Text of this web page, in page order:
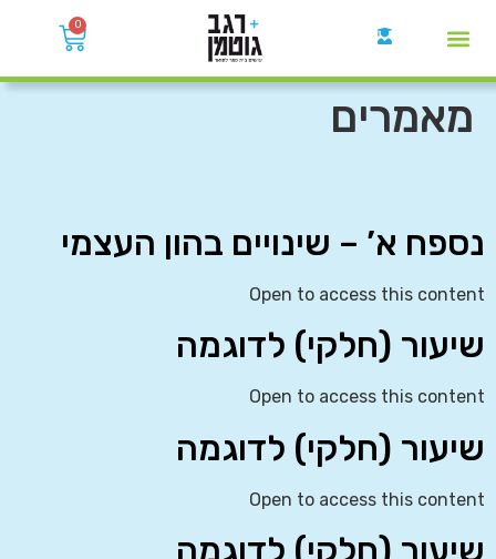
0
מאמרים
נספח א’ – שינויים בהון העצמי
Open to access this content
שיעור (חלקי) לדוגמה
Open to access this content
שיעור (חלקי) לדוגמה
Open to access this content
שיעור (חלקי) לדוגמה